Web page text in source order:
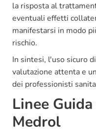
la risposta al
eventuali effetti
manifestarsi in modo
rischio.
In sintesi, l'uso sicuro
valutazione attenta e
dei professionisti
Linee
Medrol